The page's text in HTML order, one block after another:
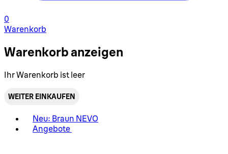
0
Warenkorb
Warenkorb anzeigen
Ihr Warenkorb ist leer
WEITER EINKAUFEN
Neu: Braun NEVO
Angebote